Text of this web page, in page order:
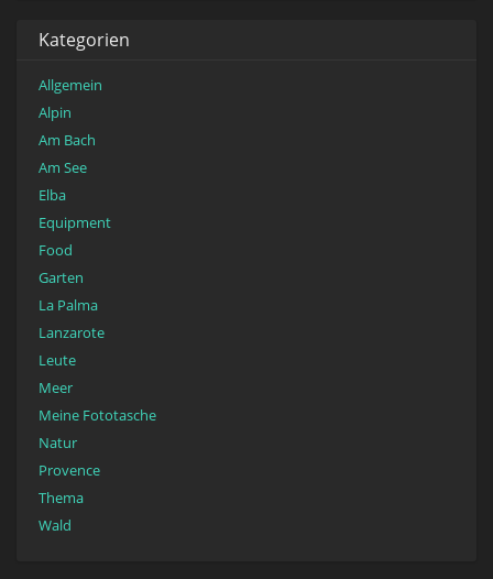
Kategorien
Allgemein
Alpin
Am Bach
Am See
Elba
Equipment
Food
Garten
La Palma
Lanzarote
Leute
Meer
Meine Fototasche
Natur
Provence
Thema
Wald